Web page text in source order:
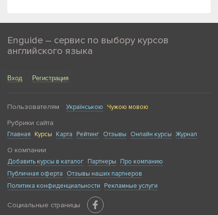
Enguide – сервис по выбору курсов
английского языка
Вход Регистрация
Пользователям Українською Чужою мовою
Рубрики сайта
Главная Курсы Карта Рейтинг Отзывы Онлайн курсы Журнал
О компании
Добавить курсы в каталог Партнеры
Про компанию
Публичная оферта
Отзывы наших партнеров
Политика конфиденциальности
Рекламные услуги
Социальные страницы